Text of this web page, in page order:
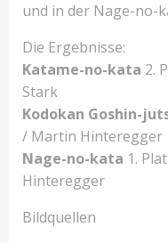
und in der Nage-no-
Die Ergebnisse:
Katame-no-kata 2.
Stark
Kodokan Goshin-
/ Martin Hinteregger
Nage-no-kata 1.
Hinteregger
Bildquellen